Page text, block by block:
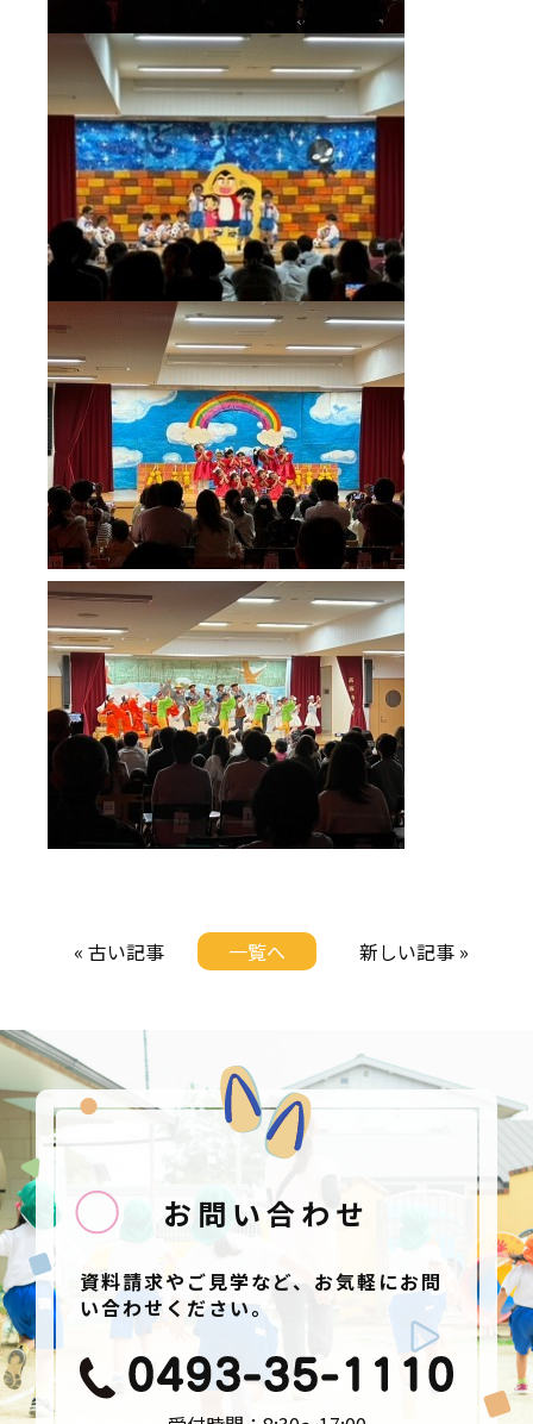
« 古い記事 一覧へ 新しい記事 »
お問い合わせ
資料請求やご見学など、お気軽にお問
い合わせください。